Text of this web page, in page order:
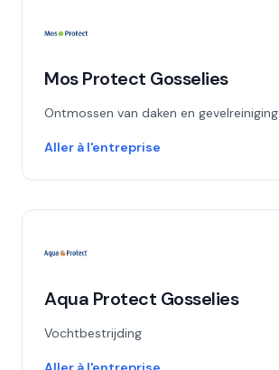
Mos Protect Gosselies
Ontmossen van daken en gevelreiniging
Aller à l'entreprise
Aqua Protect Gosselies
Vochtbestrijding